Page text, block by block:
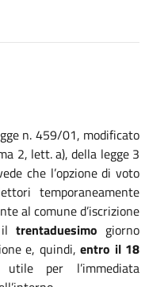
n. 459/01, modificato
2, lett. a), della legge 3
che l’opzione di voto
temporaneamente
al comune d’iscrizione
trentaduesimo giorno
e, quindi,entro il 18
per l’immediata